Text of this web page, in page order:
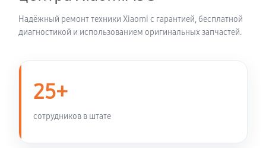
AX6000
1170 руб 60 минут
Замена дискретных элементов
Надёжный ремонт техники Xiaomi с гарантией, бесплатной
диагностикой и использованием оригинальных запчастей.
25+
сотрудников в штате